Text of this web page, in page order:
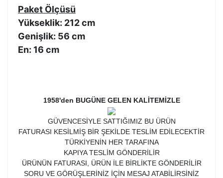
Paket Ölçüsü
Yükseklik: 212 cm
Genişlik: 56 cm
En: 16 cm
1958'den BUGÜNE GELEN KALİTEMİZLE
GÜVENCESİYLE SATTIĞIMIZ BU ÜRÜN
FATURASI KESİLMİŞ BİR ŞEKİLDE TESLİM EDİLECEKTİR
TÜRKİYENİN HER TARAFINA
KAPIYA TESLİM GÖNDERİLİR
ÜRÜNÜN FATURASI, ÜRÜN İLE BİRLİKTE GÖNDERİLİR
SORU VE GÖRÜŞLERİNİZ İÇİN MESAJ ATABİLİRSİNİZ